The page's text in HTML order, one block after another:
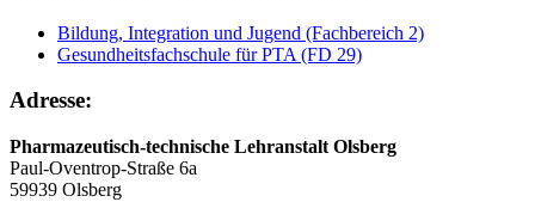
Bildung, Integration und Jugend (Fachbereich 2)
Gesundheitsfachschule für PTA (FD 29)
Adresse:
Pharmazeutisch-technische Lehranstalt Olsberg
Paul-Oventrop-Straße 6a
59939 Olsberg